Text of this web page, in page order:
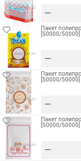
–
Пакет
[50000/50000]
–
Пакет
[50000/50000]
–
Пакет
[50000/50000]
–